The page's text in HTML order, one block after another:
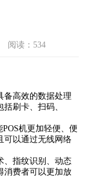
阅读：534
备高效的数据处理
刷卡、扫码、
机更加轻便、便
可以通过无线网络
、指纹识别、动态
消费者可以更加放